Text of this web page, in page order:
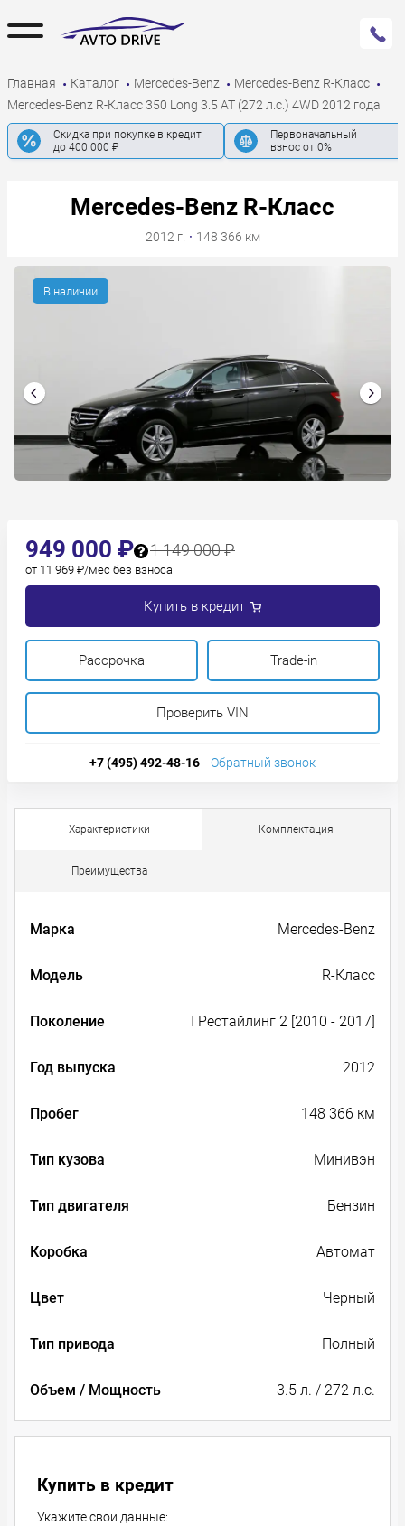
Главная Каталог Mercedes-Benz
Mercedes-Benz R-Класс
Mercedes-Benz R-Класс 350 Long 3.5 AT (272 л.с.) 4WD 2012 года
Скидка при покупке в кредит
до 400 000 ₽
Первоначальный
взнос от 0%
949 000 ₽ 1 149 000 ₽
от 11 969 ₽/мес без взноса
Купить в кредит
Рассрочка Trade-in
Проверить VIN
+7 (495) 492-48-16 Обратный звонок
Mercedes-Benz R-Класс
2012 г. · 148 366 км
В наличии
Характеристики Комплектация
Преимущества
Марка Mercedes-Benz
Модель R-Класс
Поколение I Рестайлинг 2 [2010 - 2017]
Год выпуска 2012
Пробег 148 366 км
Тип кузова Минивэн
Тип двигателя Бензин
Коробка Автомат
Цвет Черный
Тип привода Полный
Объем / Мощность 3.5 л. / 272 л.с.
Купить в кредит
Укажите свои данные: